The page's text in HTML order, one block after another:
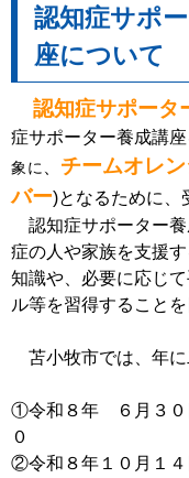
認知症サポ
座について
認知症サポータ
症サポーター養成講
象に
チームオレ
バー)となるために、
認知症サポーター養
症の人や家族を支援
知識や、必要に応じ
ル等を習得することを
苫小牧市では
①令和８年 ６月３０
０
②令和８年１０月１